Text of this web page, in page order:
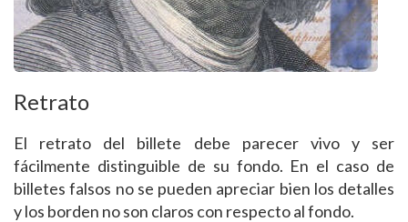
Retrato
El retrato del billete debe parecer vivo y ser
fácilmente distinguible de su fondo. En el caso de
billetes falsos no se pueden apreciar bien los detalles
y los borden no son claros con respecto al fondo.